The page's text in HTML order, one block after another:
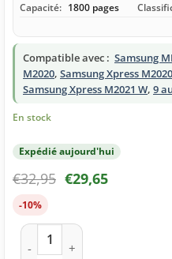
Capacité: 1800 pages
Compatible avec : Samsung
M2020, Samsung Xpress
Samsung Xpress M2021 W, 9
En stock
Expédié aujourd'hui
€32,95 €29,65
-10%
quantité de Toner